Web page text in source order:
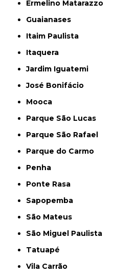
Ermelino Matarazzo
Guaianases
Itaim Paulista
Itaquera
Jardim Iguatemi
José Bonifácio
Mooca
Parque São Lucas
Parque São Rafael
Parque do Carmo
Penha
Ponte Rasa
Sapopemba
São Mateus
São Miguel Paulista
Tatuapé
Vila Carrão